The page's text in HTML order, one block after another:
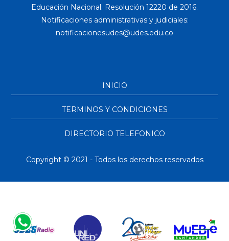
Educación Nacional. Resolución 12220 de 2016.
Notificaciones administrativas y judiciales:
INICIO
TERMINOS Y CONDICIONES
DIRECTORIO TELEFONICO
Copyright © 2021 - Todos los derechos reservados